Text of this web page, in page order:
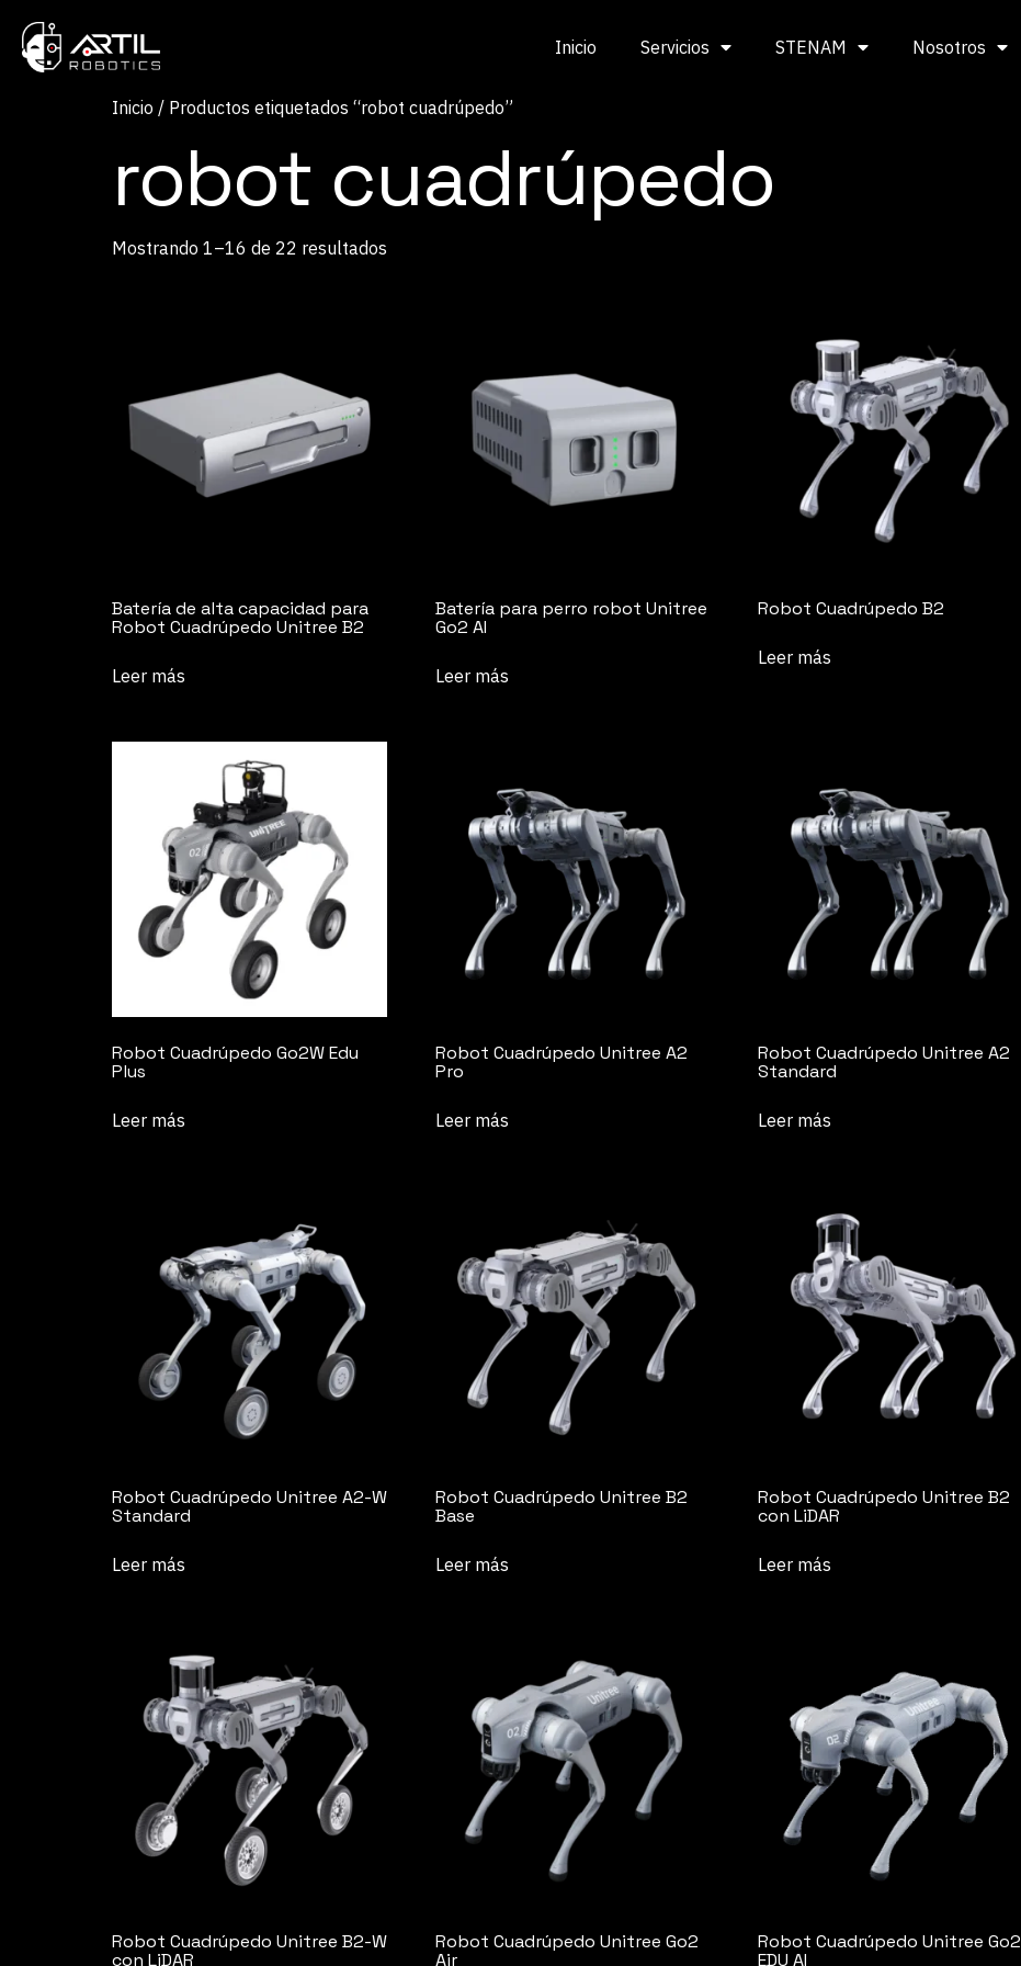
Inicio Servicios STENAM Nosotros
Inicio / Productos etiquetados “robot cuadrúpedo”
robot cuadrúpedo
Mostrando 1–16 de 22 resultados
Batería de alta capacidad para
Robot Cuadrúpedo Unitree B2
Leer más
Batería para perro robot Unitree
Go2 AI
Leer más
Robot Cuadrúpedo B2
Leer más
Robot Cuadrúpedo Go2W Edu
Plus
Leer más
Robot Cuadrúpedo Unitree A2
Pro
Leer más
Robot Cuadrúpedo Unitree A2
Standard
Leer más
Robot Cuadrúpedo Unitree A2-W
Standard
Leer más
Robot Cuadrúpedo Unitree B2
Base
Leer más
Robot Cuadrúpedo Unitree B2
con LiDAR
Leer más
Robot Cuadrúpedo Unitree B2-W
con LiDAR
Robot Cuadrúpedo Unitree Go2
Air
Robot Cuadrúpedo Unitree Go2
EDU AI